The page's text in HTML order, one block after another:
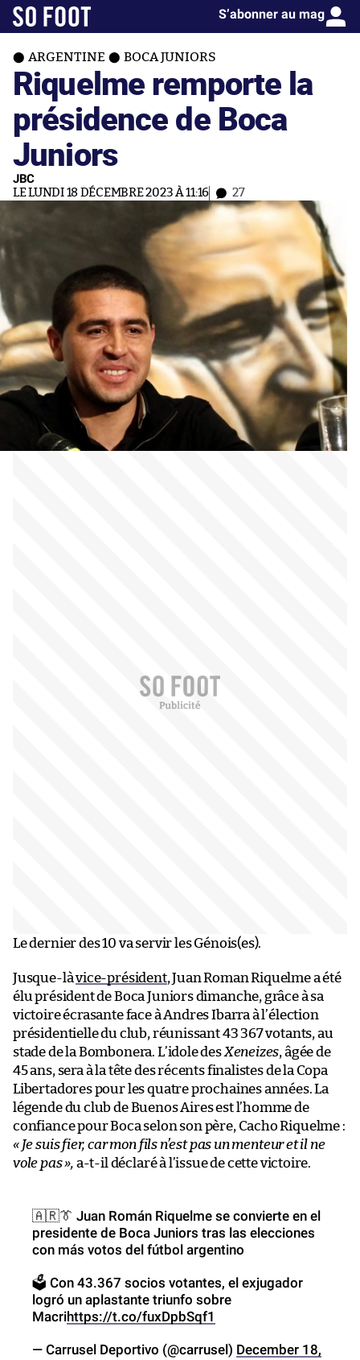
S’abonner au mag
ARGENTINE BOCA JUNIORS
Riquelme remporte la
présidence de Boca
Juniors
JBC
LE LUNDI 18 DÉCEMBRE 2023 À 11:16 27
Le dernier des 10 va servir les Génois(es).
Jusque-làvice-président, Juan Roman Riquelme a été
élu président de Boca Juniors dimanche, grâce à sa
victoire écrasante face à Andres Ibarra à l’élection
présidentielle du club, réunissant 43 367 votants, au
stade de la Bombonera. L’idole desXeneizes, âgée de
45 ans, sera à la tête des récents finalistes de la Copa
Libertadores pour les quatre prochaines années. La
légende du club de Buenos Aires est l’homme de
confiance pour Boca selon son père, Cacho Riquelme :
« Je suis fier, car mon fils n’est pas un menteur et il ne
vole pas», a-t-il déclaré à l’issue de cette victoire.
🇦🇷👔 Juan Román Riquelme se convierte en el
presidente de Boca Juniors tras las elecciones
con más votos del fútbol argentino
🗳️ Con 43.367 socios votantes, el exjugador
logró un aplastante triunfo sobre
Macrihttps://t.co/fuxDpbSqf1
— Carrusel Deportivo (@carrusel) December 18,